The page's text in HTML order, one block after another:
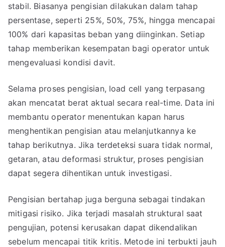
stabil. Biasanya pengisian dilakukan dalam tahap
persentase, seperti 25%, 50%, 75%, hingga mencapai
100% dari kapasitas beban yang diinginkan. Setiap
tahap memberikan kesempatan bagi operator untuk
mengevaluasi kondisi davit.
Selama proses pengisian, load cell yang terpasang
akan mencatat berat aktual secara real-time. Data ini
membantu operator menentukan kapan harus
menghentikan pengisian atau melanjutkannya ke
tahap berikutnya. Jika terdeteksi suara tidak normal,
getaran, atau deformasi struktur, proses pengisian
dapat segera dihentikan untuk investigasi.
Pengisian bertahap juga berguna sebagai tindakan
mitigasi risiko. Jika terjadi masalah struktural saat
pengujian, potensi kerusakan dapat dikendalikan
sebelum mencapai titik kritis. Metode ini terbukti jauh